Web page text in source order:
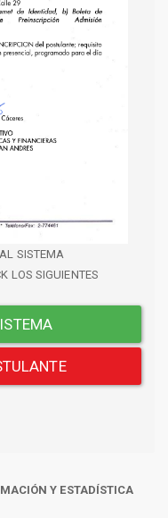
SISTEMA
LOS SIGUIENTES
Y ESTADÍSTICA